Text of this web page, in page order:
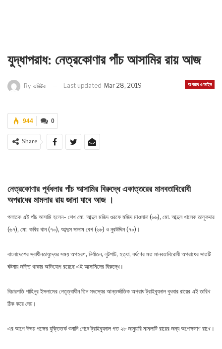
যুদ্ধাপরাধ: নেত্রকোণার পাঁচ আসামির রায় আজ
অপরাধ ও আইন
By এডিটর Last updated Mar 28, 2019
0
944
Share
নেত্রকোণার পূর্বধলার পাঁচ আসামির বিরুদ্ধে একাত্তরের মানবতাবিরোধী
অপরাধের মামলার রায় জানা যাবে আজ ।
পলাতক এই পাঁচ আসামি হলেন- শেখ মো. আব্দুল মজিদ ওরফে মজিদ মাওলানা (৬৬), মো. আব্দুল খালেক তালুকদার
(৬৭), মো. কবির খান (৭০), আব্দুস সালাম বেগ (৬৮) ও নুরউদ্দিন (৭০)।
বাংলাদেশের স্বাধীনতাযুদ্ধের সময় অপহরণ, নির্যাতন, লুটপাট, হত্যা, ধর্ষণের মত মানবতাবিরোধী অপরাধের সাতটি
ঘটনায় জড়িত থাকার অভিযোগ রয়েছে এই আসামিদের বিরুদ্ধে।
বিচারপতি শাহিনুর ইসলামের নেতৃত্বাধীন তিন সদস্যের আন্তর্জাতিক অপরাধ ট্রাইব্যুনাল বুধবার রায়ের এই তারিখ
ঠিক করে দেয়।
এর আগে উভয় পক্ষের যুক্তিতর্ক শুনানি শেষে ট্রাইব্যুনাল গত ২৮ জানুয়ারি মামলাটি রায়ের জন্য অপেক্ষমাণ রাখে।